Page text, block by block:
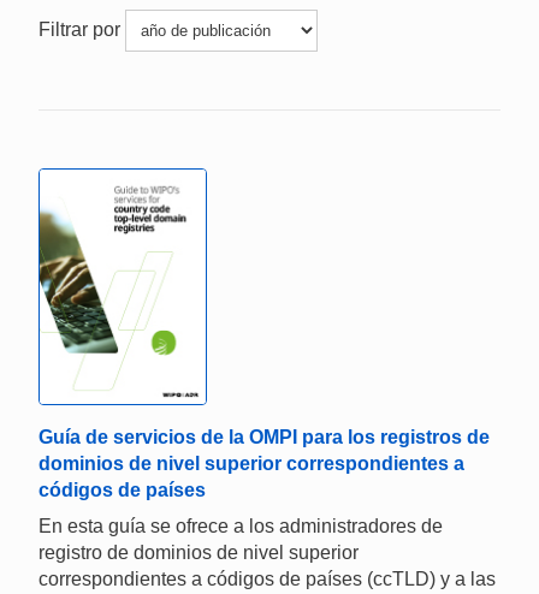
Filtrar por
Guía de servicios de la OMPI para los registros de
dominios de nivel superior correspondientes a
códigos de países
En esta guía se ofrece a los administradores de
registro de dominios de nivel superior
correspondientes a códigos de países (ccTLD) y a las